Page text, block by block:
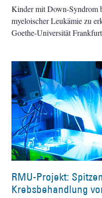
Kinder mit Down-Syndrom
myeloischer Leukämie zu
Goethe-Universität
RMU-Projekt:
Krebsbehandlung